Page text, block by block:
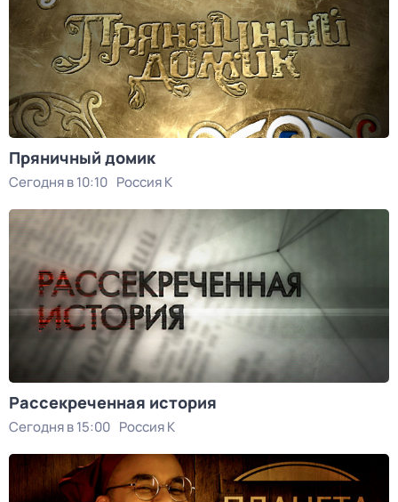
Пряничный домик
Сегодня в 10:10 Россия К
Рассекреченная история
Сегодня в 15:00 Россия К